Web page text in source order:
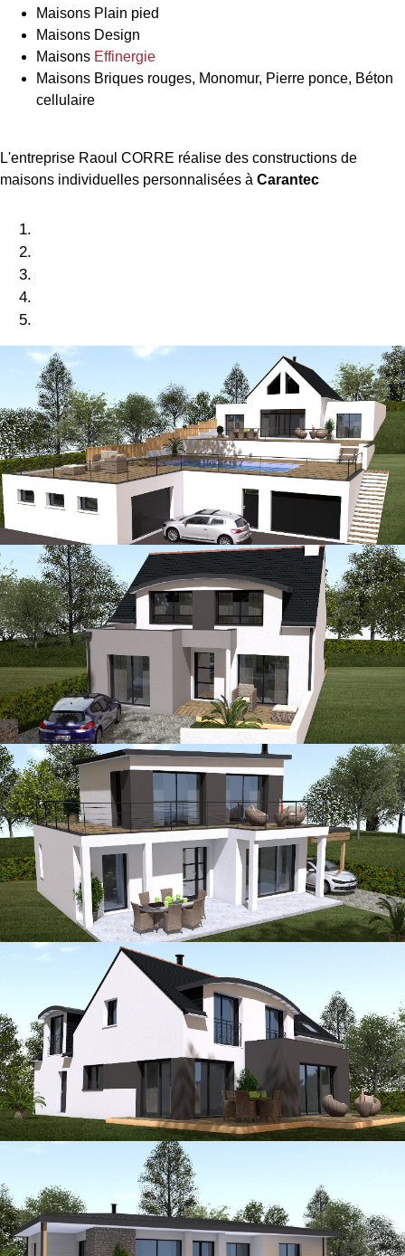
Maisons Plain pied
Maisons Design
Maisons Effinergie
Maisons Briques rouges, Monomur, Pierre ponce, Béton
cellulaire
L'entreprise Raoul CORRE réalise des constructions de
maisons individuelles personnalisées à Carantec